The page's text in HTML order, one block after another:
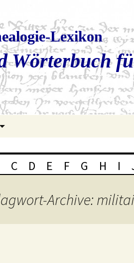
Lexikon
Wörterbuch
C D E F G H I
Archive: